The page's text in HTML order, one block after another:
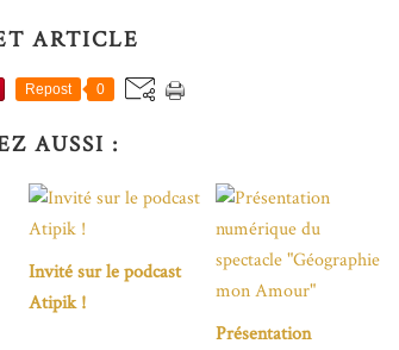
ARTICLE
Repost 0
AUSSI :
Invité sur le podcast
Atipik !
Présentation